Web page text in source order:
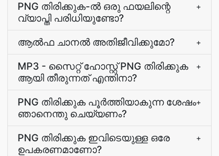
PNG തിരിക്കുക-ല്‍ ഒരു ഫയലിന്റെ
വ്യാപ്തി പരിധിയുണ്ടോ?
+
ആല്‍ഫ ചാനല്‍ അതിജീവിക്കുമോ? +
MP3 - സൈറ്റ് ഹോസ്റ്റ് PNG തിരിക്കുക
ആയി തീരുന്നത്‌ എന്തിനാ?
+
PNG തിരിക്കുക പൂര്‍ത്തിയാകുന്ന ശേഷം
ഞാനെന്തു ചെയ്യണം?
+
PNG തിരിക്കുക ഇവിടെയുള്ള ഒരേ
ഉപകരണമാണോ?
+